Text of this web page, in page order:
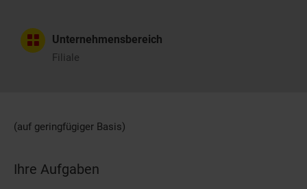
Unternehmensbereich
Filiale
(auf geringfügiger Basis)
Ihre Aufgaben